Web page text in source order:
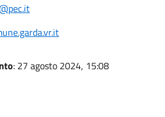
: 27 agosto 2024, 15:08